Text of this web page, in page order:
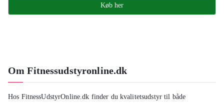
Køb her
Om Fitnessudstyronline.dk
Hos FitnessUdstyrOnline.dk finder du kvalitetsudstyr til både